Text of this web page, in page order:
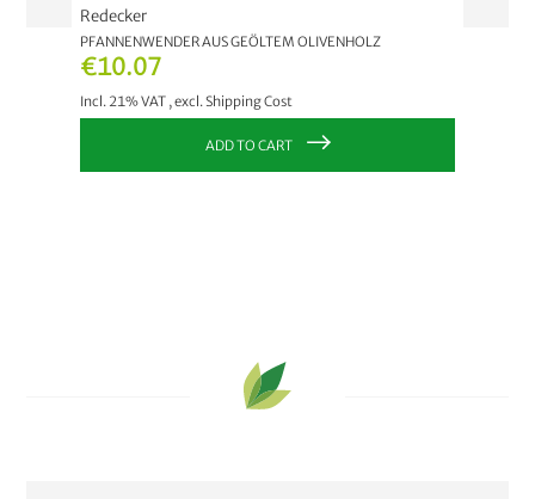
€10.07
Incl. 21% VAT ,excl.Shipping Cost
Redecker
PFANNENWENDER AUS GEÖLTEM OLIVENHOLZ
ADD TO CART